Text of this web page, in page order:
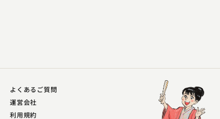
よくあるご質問
運営会社
利用規約